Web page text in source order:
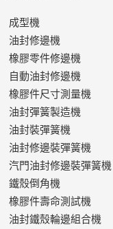
成型機
油封修邊機
橡膠零件修邊機
自動油封修邊機
橡膠件尺寸測量機
油封彈簧製造機
油封裝彈簧機
油封修邊裝彈簧機
汽門油封修邊裝彈簧機
鐵殼倒角機
橡膠件壽命測試機
油封鐵殼輪邊組合機